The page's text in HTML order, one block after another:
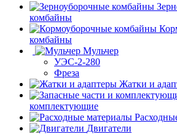
комбайны
комбайны
Мульчер
УЭС-2-280
Фреза
Жатки и
комплектующие
Двигатели